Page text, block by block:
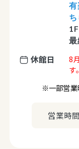
有
ち
休館日
8
す。
※一部営業
営業時